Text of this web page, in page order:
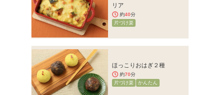
リア
約40分
片づけ楽
ほっこりおはぎ２種
約70分
片づけ楽
かんたん